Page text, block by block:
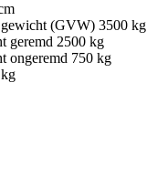
gewicht (GVW) 3500 kg
geremd 2500 kg
ongeremd 750 kg